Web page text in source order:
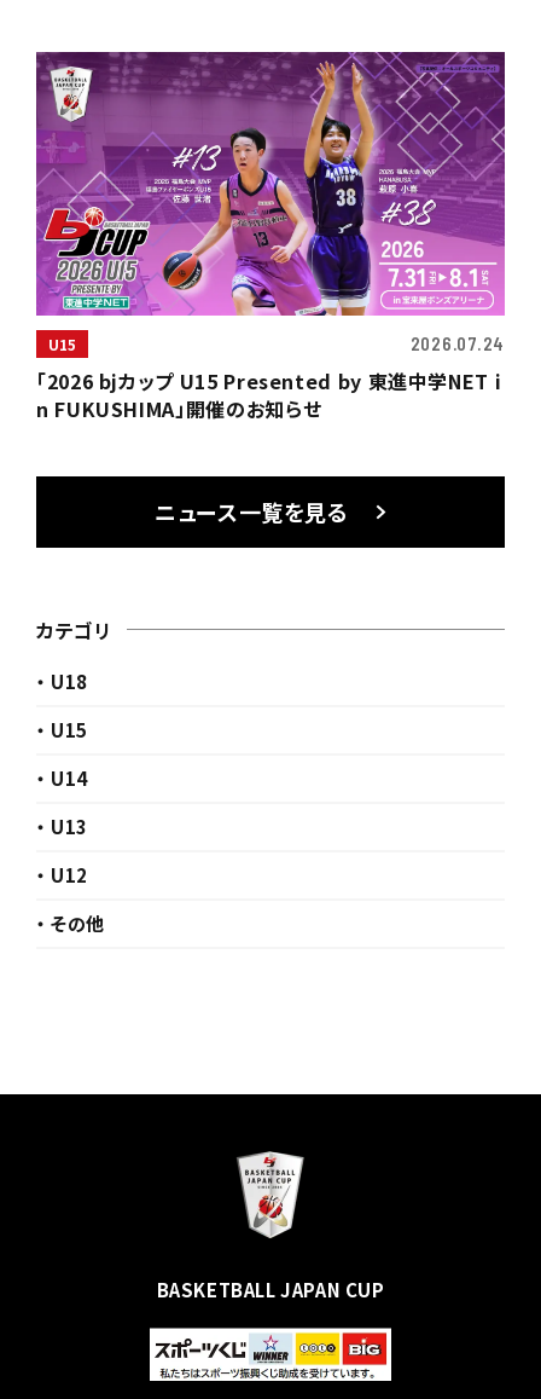
U15 2026.07.24
「2026 bjカップ U15 Presented by 東進中学NET i
n FUKUSHIMA」開催のお知らせ
ニュース一覧を見る
カテゴリ
・ U18
・ U15
・ U14
・ U13
・ U12
・ その他
BASKETBALL JAPAN CUP